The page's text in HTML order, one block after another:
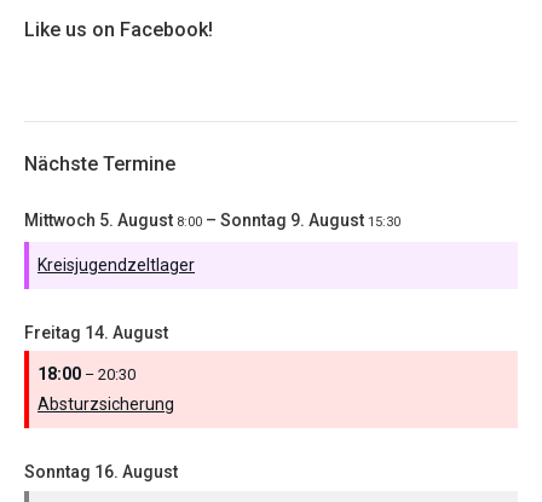
Like us on Facebook!
Nächste Termine
Mittwoch 5. August 8:00 – Sonntag 9. August 15:30
Kreisjugendzeltlager
Freitag 14. August
18:00 – 20:30
Absturzsicherung
Sonntag 16. August